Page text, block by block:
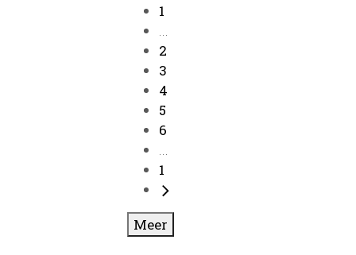
1
...
2
3
4
5
6
...
1
Meer